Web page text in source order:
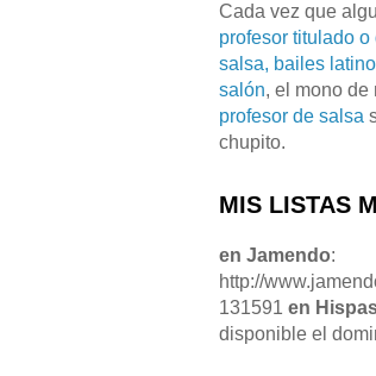
Cada vez que
profesor titulado
salsa, bailes
salón, el mono de
profesor de salsa
chupito.
MIS LISTAS
en Jamendo:
http://
131591 en
disponible el